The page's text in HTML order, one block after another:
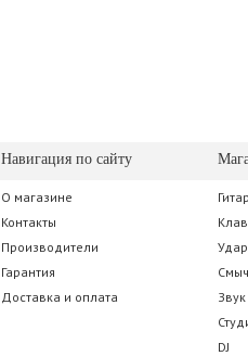
Навигация по сайту
О магазине
Контакты
Производители
Гарантия
Доставка и оплата
Звук
DJ